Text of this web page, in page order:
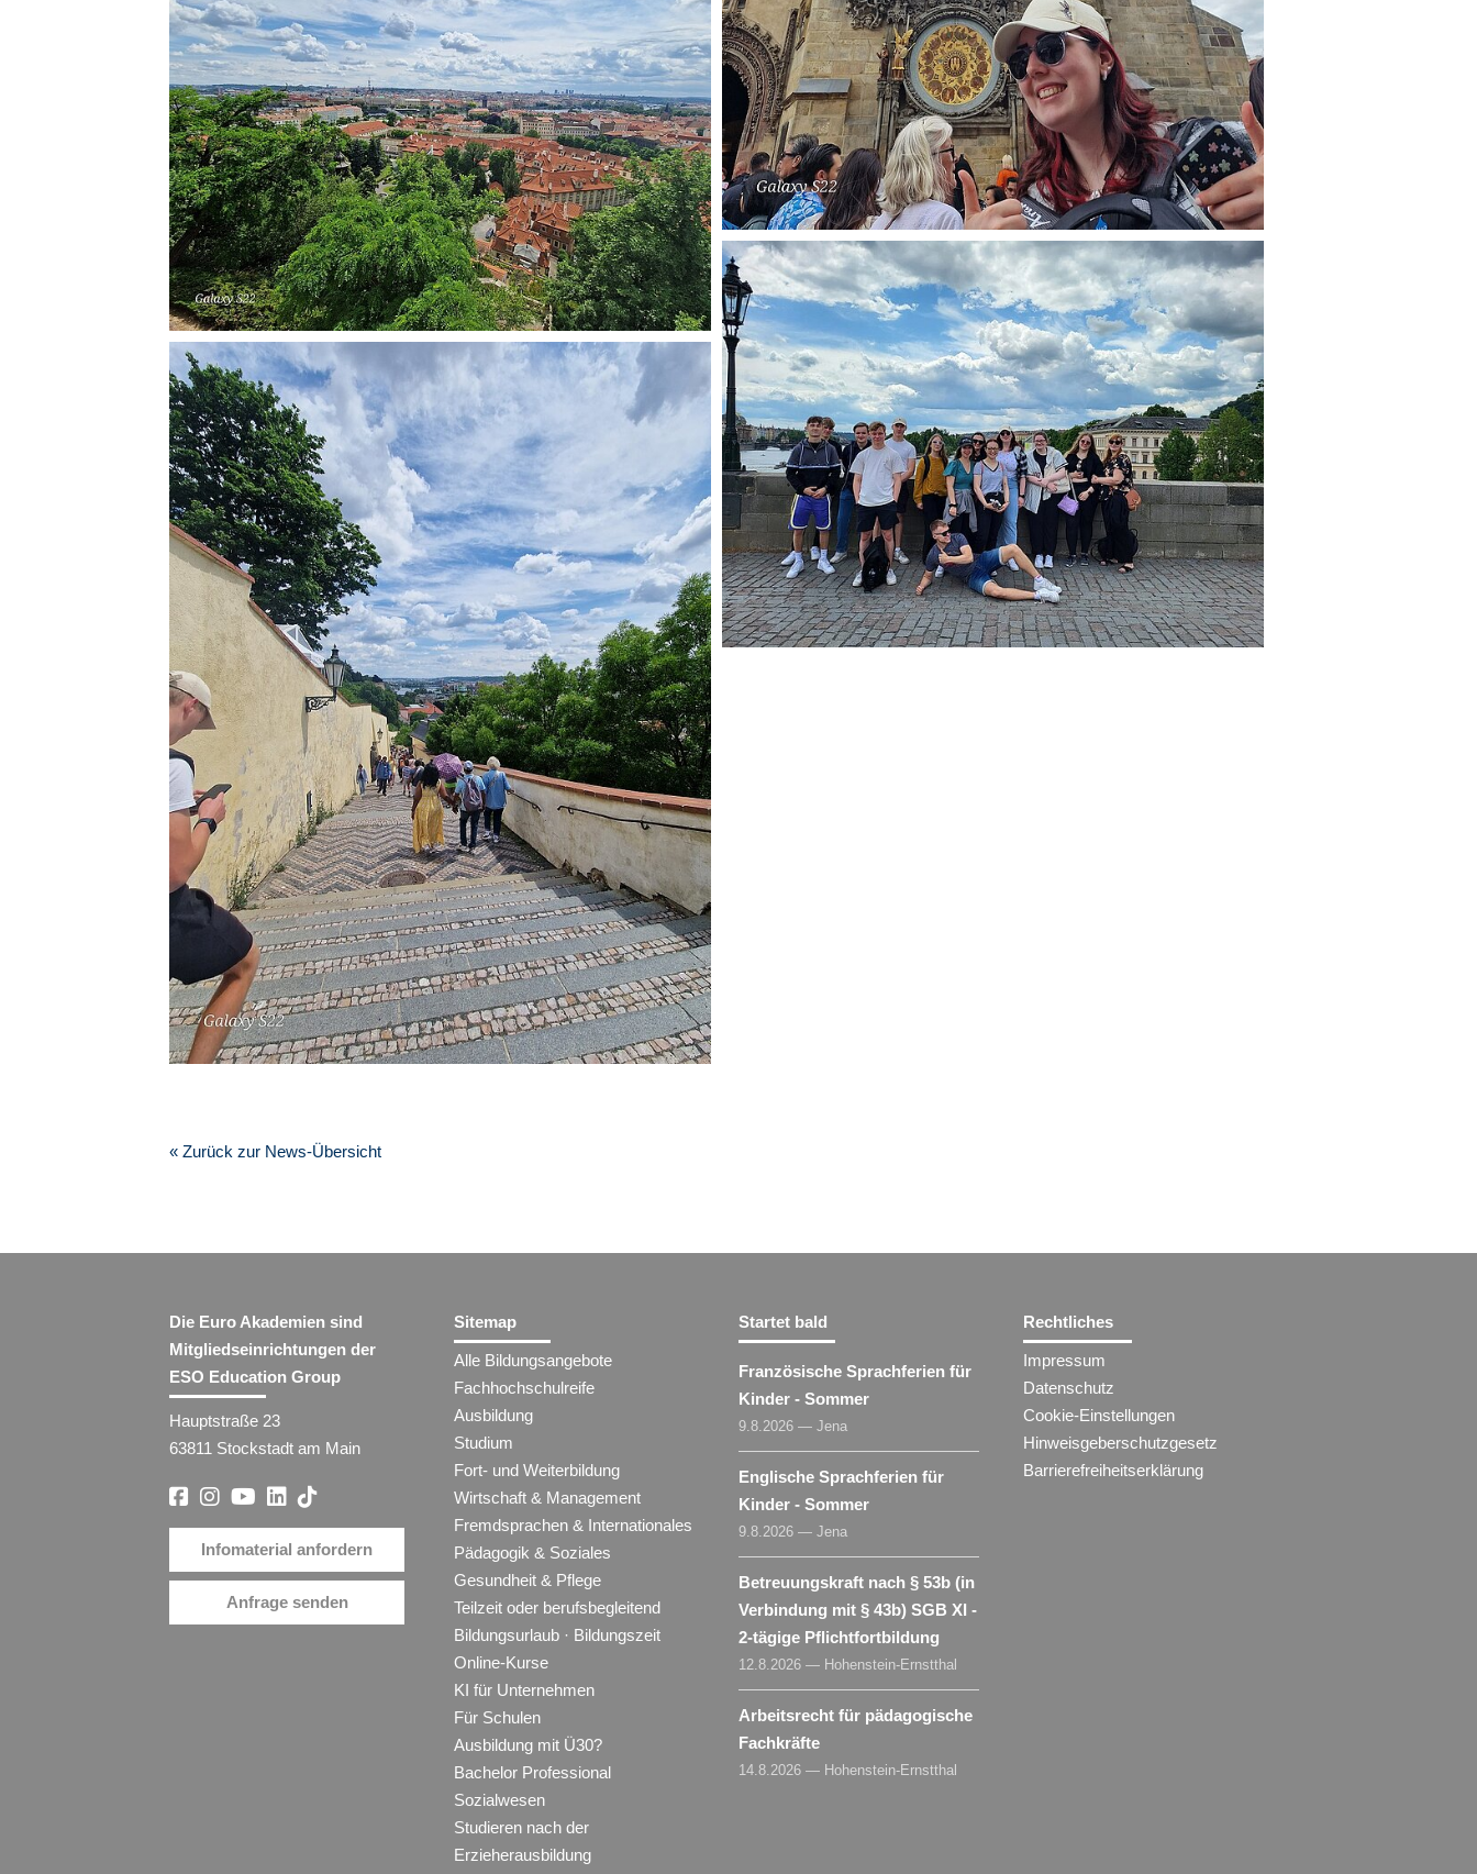
« Zurück zur News-Übersicht
Die Euro Akademien sind
Mitgliedseinrichtungen der
ESO Education Group
Hauptstraße 23
63811 Stockstadt am Main
Infomaterial anfordern
Anfrage senden
Sitemap
Alle Bildungsangebote
Fachhochschulreife
Ausbildung
Studium
Fort- und Weiterbildung
Wirtschaft & Management
Fremdsprachen & Internationales
Pädagogik & Soziales
Gesundheit & Pflege
Teilzeit oder berufsbegleitend
Bildungsurlaub · Bildungszeit
Online-Kurse
KI für Unternehmen
Für Schulen
Ausbildung mit Ü30?
Bachelor Professional
Sozialwesen
Studieren nach der
Erzieherausbildung
Startet bald
Französische Sprachferien für
Kinder - Sommer
9.8.2026 — Jena
Englische Sprachferien für
Kinder - Sommer
9.8.2026 — Jena
Betreuungskraft nach § 53b (in
Verbindung mit § 43b) SGB XI -
2-tägige Pflichtfortbildung
12.8.2026 — Hohenstein-Ernstthal
Arbeitsrecht für pädagogische
Fachkräfte
14.8.2026 — Hohenstein-Ernstthal
Rechtliches
Impressum
Datenschutz
Cookie-Einstellungen
Hinweisgeberschutzgesetz
Barrierefreiheitserklärung